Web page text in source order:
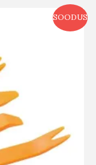
SOODUS